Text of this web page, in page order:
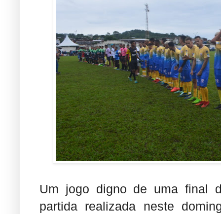
Um jogo digno de uma final
partida realizada neste